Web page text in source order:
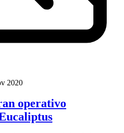
2020
operativo